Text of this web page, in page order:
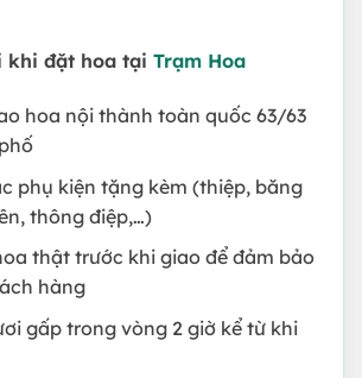
khi đặt hoa tại Trạm Hoa
hoa nội thành toàn quốc 63/63
phụ kiện tặng kèm (thiệp, băng
thông điệp,…)
thật trước khi giao để đảm bảo
hàng
gấp trong vòng 2 giờ kể từ khi